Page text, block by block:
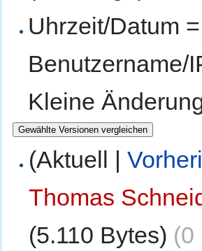
Uhrzeit/Datum
Benutzername/
Kleine
(Aktuell |
Thomas
(5.110 Bytes) (0